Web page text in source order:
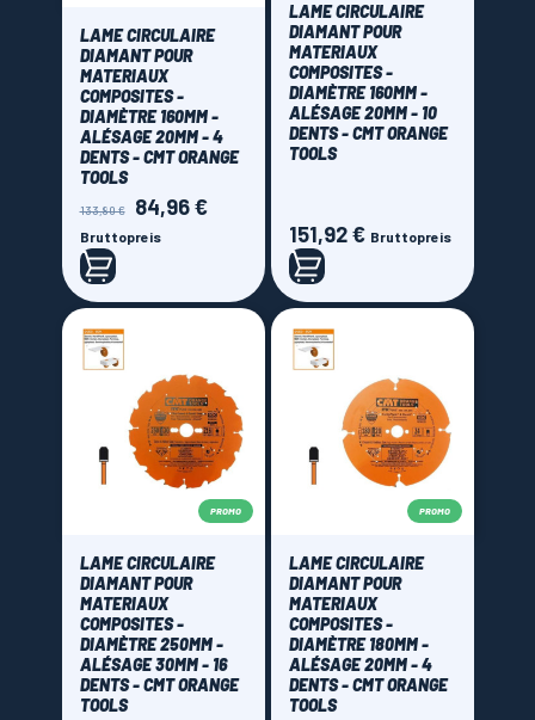
MFLS La Forezienne(1)
Price
60,00 € - 315,00 €
LAME CIRCULAIRE
DIAMANT POUR
MATERIAUX
COMPOSITES -
DIAMÈTRE 160MM -
ALÉSAGE 20MM - 4
DENTS - CMT ORANGE
TOOLS
Verkaufspreis
133,80 € Preis
84,96 €
Bruttopreis
LAME CIRCULAIRE
DIAMANT POUR
MATERIAUX
COMPOSITES -
DIAMÈTRE 160MM -
ALÉSAGE 20MM - 10
DENTS - CMT ORANGE
TOOLS
Preis
151,92 € Bruttopreis
PROMO
LAME CIRCULAIRE
DIAMANT POUR
MATERIAUX
COMPOSITES -
DIAMÈTRE 250MM -
ALÉSAGE 30MM - 16
DENTS - CMT ORANGE
TOOLS
PROMO
LAME CIRCULAIRE
DIAMANT POUR
MATERIAUX
COMPOSITES -
DIAMÈTRE 180MM -
ALÉSAGE 20MM - 4
DENTS - CMT ORANGE
TOOLS